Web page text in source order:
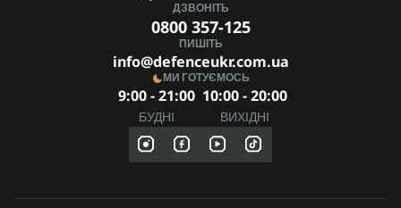
ДЗВОНІТЬ
0800 357-125
ПИШІТЬ
info@defenceukr.com.ua
МИ ГОТУЄМОСЬ
9:00 - 21:00
БУДНІ
10:00 - 20:00
ВИХІДНІ